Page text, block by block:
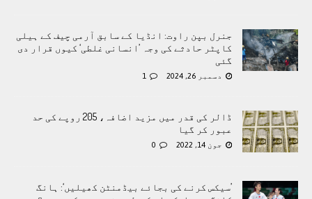
جنرل بپن راوت: انڈیا کے سابق آرمی چیف کے ہیلی
کاپٹر حادثے کی وجہ ’انسانی غلطی‘ کیوں قرار دی
گئی
دسمبر 26, 2024 1
ڈالر کی قدر میں مزید اضافہ، 205 روپے کی حد
عبور کر گیا
جون 14, 2022 0
’سیکس کرنے کی بجائے بیڈمنٹن کھیلیں‘: ہانگ